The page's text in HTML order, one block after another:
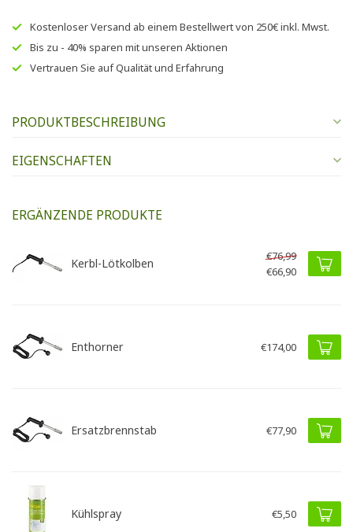
Kostenloser Versand ab einem Bestellwert von 250€inkl. Mwst.
Bis zu - 40% sparen mit unseren Aktionen
Vertrauen Sie aufQualität und Erfahrung
PRODUKTBESCHREIBUNG
EIGENSCHAFTEN
ERGÄNZENDE PRODUKTE
Kerbl-Lötkolben
€76,99
€66,90
Enthorner €174,00
Ersatzbrennstab €77,90
Kühlspray €5,50